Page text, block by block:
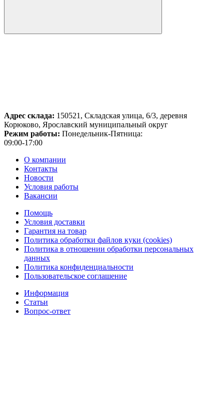
Адрес склада: 150521, Складская улица, 6/3, деревня
Корюково, Ярославский муниципальный округ
Режим работы: Понедельник-Пятница:
09:00-17:00
О компании
Контакты
Новости
Условия работы
Вакансии
Помощь
Условия доставки
Гарантия на товар
Политика обработки файлов куки (cookies)
Политика в отношении обработки персональных
данных
Политика конфиденциальности
Пользовательское соглашение
Информация
Статьи
Вопрос-ответ